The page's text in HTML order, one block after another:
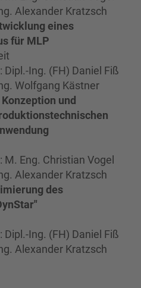
Alexander Kratzsch
eines
für MLP
Ing. (FH) Daniel Fiß
Wolfgang Kästner
Konzeption und
Eng. Christian Vogel
Alexander Kratzsch
des
Ing. (FH) Daniel Fiß
Alexander Kratzsch